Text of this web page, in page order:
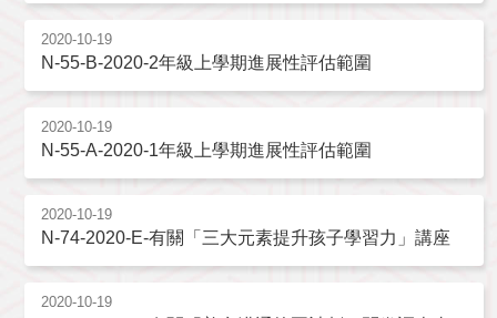
2020-10-19
N-55-B-2020-2年級上學期進展性評估範圍
2020-10-19
N-55-A-2020-1年級上學期進展性評估範圍
2020-10-19
N-74-2020-E-有關「三大元素提升孩子學習力」講座
2020-10-19